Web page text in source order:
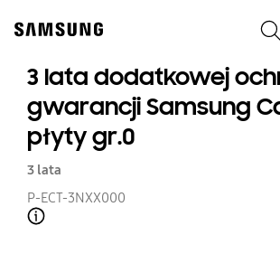
content
3 lata dodatkowej
gwarancji Samsung
płyty gr.0
3 lata
P-ECT-3NXX000